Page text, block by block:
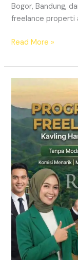
Bogor, Bandung,
freelance properti
Read More »
Property
Freelance
Jabodetabek
2026
|
RDA
LAND